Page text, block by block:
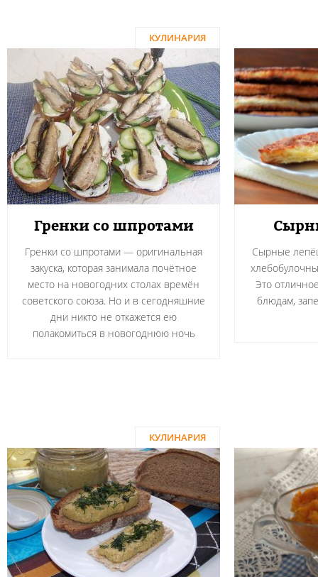
КУЛИНАРИЯ
Гренки со шпротами
Гренки со шпротами — оригинальная
закуска, которая занимала почётное
место на новогодних столах времён
советского союза. Но и в сегодняшние
дни никто не откажется ею
полакомиться в новогоднюю ночь
Сырные
Это
блюдам,
КУЛИНАРИЯ